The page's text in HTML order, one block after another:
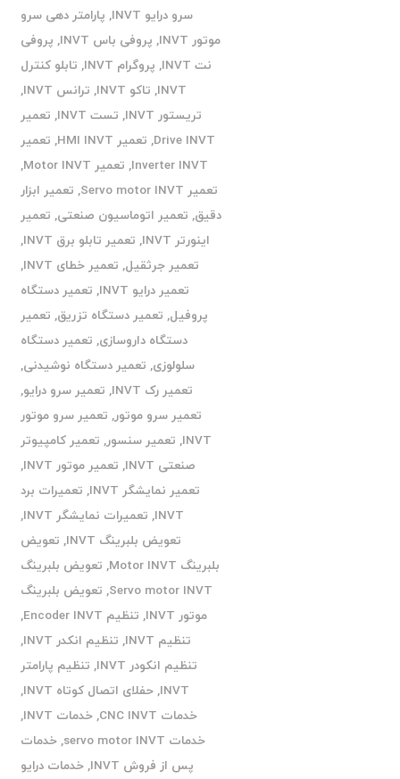
سرو درایو INVT
, پارامتر دهی سرو
موتور INVT
, پروفی باس INVT , پروفی
نت INVT
, پروگرام INVT , تابلو کنترل
INVT
, تاکو INVT , ترانس INVT
,
تریستور INVT
, تست INVT , تعمیر
Drive INVT
, تعمیر HMI INVT , تعمیر
Inverter INVT
, تعمیر Motor INVT
,
تعمیر Servo motor INVT
, تعمیر ابزار
دقیق, تعمیر اتوماسیون صنعتی, تعمیر
اینورتر INVT
, تعمیر تابلو برق INVT
,
تعمیر جرثقیل, تعمیر خطای INVT
,
تعمیر درایو INVT
, تعمیر دستگاه
پروفیل, تعمیر دستگاه تزریق, تعمیر
دستگاه داروسازی, تعمیر دستگاه
سلولوزی, تعمیر دستگاه نوشیدنی,
تعمیر رک INVT
, تعمیر سرو درایو,
تعمیر سرو موتور, تعمیر سرو موتور
INVT
, تعمیر سنسور, تعمیر کامپیوتر
صنعتی INVT
, تعمیر موتور INVT
,
تعمیر نمایشگر INVT
, تعمیرات برد
INVT
, تعمیرات نمایشگر INVT
,
تعویض بلبرینگ INVT
, تعویض
بلبرینگ Motor INVT
, تعویض بلبرینگ
Servo motor INVT
, تعویض بلبرینگ
موتور INVT
, تنظیم Encoder INVT
,
تنظیم INVT
, تنظیم انکدر INVT
,
تنظیم انکودر INVT
, تنظیم پارامتر
INVT
,حفلای اتصال کوتاه INVT
,
خدمات CNC INVT
,خدمات INVT
,
خدمات servo motor INVT
,خدمات
پس از فروش INVT
,خدمات درایو